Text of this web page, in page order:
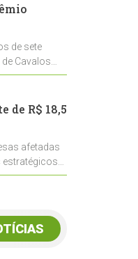
de sete
Cavalos
de R$ 18,5
afetadas
estratégicos